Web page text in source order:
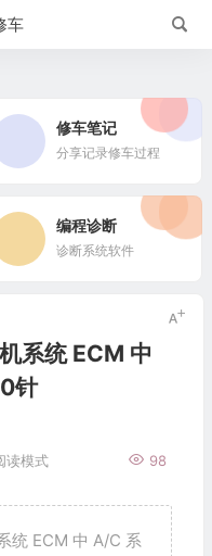
车
修车笔记
分享记录修车过程
编程诊断
诊断系统软件
系统 ECM 中
针
98
读模式
统 ECM 中 A/C 系